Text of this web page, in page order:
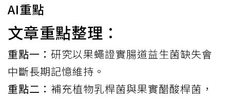
AI重點
文章重點整理：
重點一： 研究以果蠅證實腸道益生菌缺失會
中斷長期記憶維持。
重點二： 補充植物乳桿菌與果實醋酸桿菌，